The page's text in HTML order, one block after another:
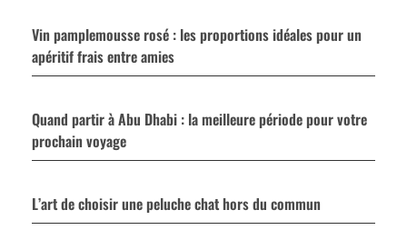
Vin pamplemousse rosé : les proportions idéales pour un
apéritif frais entre amies
Quand partir à Abu Dhabi : la meilleure période pour votre
prochain voyage
L’art de choisir une peluche chat hors du commun